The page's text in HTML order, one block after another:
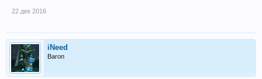
22 дек 2016
iNeed
Baron